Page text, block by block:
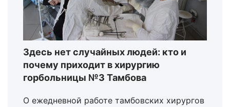
Здесь нет случайных людей: кто и
почему приходит в хирургию
горбольницы №3 Тамбова
О ежедневной работе тамбовских хирургов